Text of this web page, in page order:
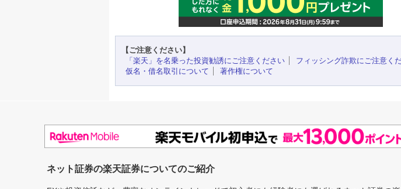
【ご注意ください】
「楽天」を名乗った投資勧誘にご注意ください
フィッシング詐欺にご注意く
仮名・借名取引について
著作権について
ネット証券の楽天証券についてのご紹介